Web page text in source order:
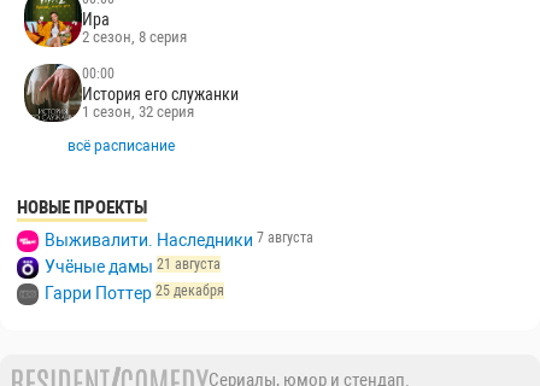
Ира
2 сезон, 8 серия
00:00
История его служанки
1 сезон, 32 серия
всё расписание
НОВЫЕ ПРОЕКТЫ
Выживалити. Наследники 7 августа
Учёные дамы 21 августа
Гарри Поттер 25 декабря
Сериалы, юмор и стендап.